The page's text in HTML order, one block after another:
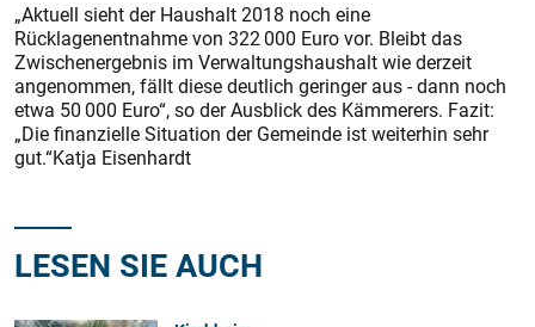
„Aktuell sieht der Haushalt 2018 noch eine
Rücklagenentnahme von 322 000 Euro vor. Bleibt das
Zwischenergebnis im Verwaltungshaushalt wie derzeit
angenommen, fällt diese deutlich geringer aus - dann noch
etwa 50 000 Euro“, so der Ausblick des Kämmerers. Fazit:
„Die finanzielle Situation der Gemeinde ist weiterhin sehr
gut.“Katja Eisenhardt
LESEN SIE AUCH